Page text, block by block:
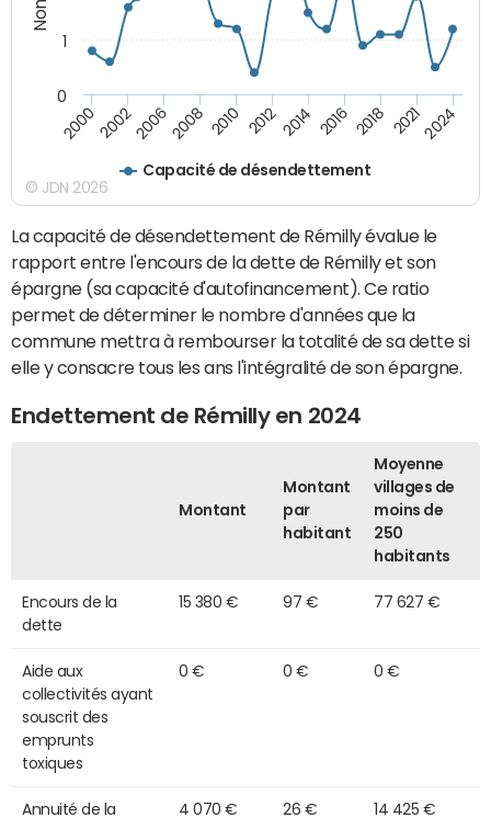
Capacité de désendettement
2000200220062008 2010 2012 2014 2016 2018 20212024
0
1
© JDN 2026
La capacité de désendettement de Rémilly évalue le
rapport entre l'encours de la dette de Rémilly et son
épargne (sa capacité d'autofinancement). Ce ratio
permet de déterminer le nombre d'années que la
commune mettra à rembourser la totalité de sa dette si
elle y consacre tous les ans l'intégralité de son épargne.
Endettement de Rémilly en 2024
Montant
Montant
par
habitant
Moyenne
villages de
moins de
250
habitants
Encours de la
dette
15 380 € 97 € 77 627 €
Aide aux
collectivités ayant
souscrit des
emprunts
toxiques
0 € 0 € 0 €
Annuité de la
4 070 € 26 € 14 425 €